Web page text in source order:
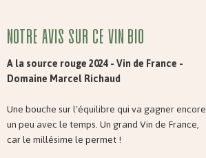
Notre avis sur ce vin bio
A la source rouge 2024 - Vin de France -
Domaine Marcel Richaud
Une bouche sur l'équilibre qui va gagner encore
un peu avec le temps. Un grand Vin de France,
car le millésime le permet !